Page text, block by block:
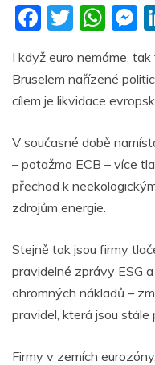
F
a
c
e
o
o
k
T
itt
er
W
at
s
p
p
e
g
I když euro nemáme,
Bruselem nařízené
cílem je likvidace
V současné době
– potažmo ECB – více
přechod k
zdrojům energie.
Stejně tak jsou firmy
pravidelné zprávy ESG
ohromných nákladů –
pravidel, která jsou stále
Firmy v zemích